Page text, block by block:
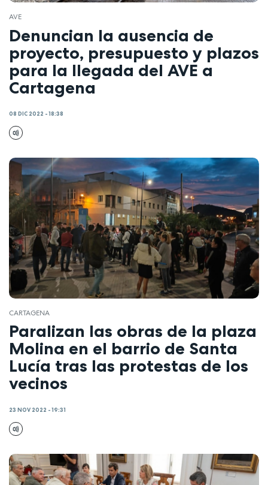
AVE
Denuncian la ausencia de
proyecto, presupuesto y plazos
para la llegada del AVE a
Cartagena
08 DIC 2022 - 18:38
CARTAGENA
Paralizan las obras de la plaza
Molina en el barrio de Santa
Lucía tras las protestas de los
vecinos
23 NOV 2022 - 19:31